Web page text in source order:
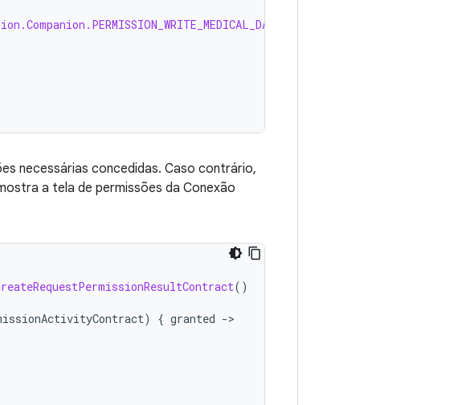
necessárias concedidas. Caso contrário,
a tela de permissões da Conexão
()
) { granted -